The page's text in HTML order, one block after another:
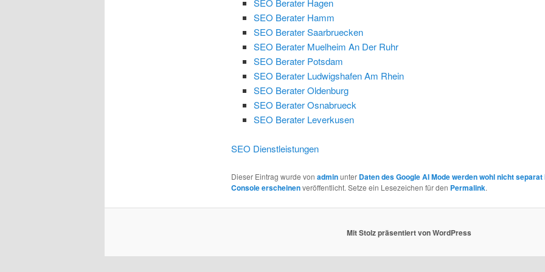
SEO Berater Hagen
SEO Berater Hamm
SEO Berater Saarbruecken
SEO Berater Muelheim An Der Ruhr
SEO Berater Potsdam
SEO Berater Ludwigshafen Am Rhein
SEO Berater Oldenburg
SEO Berater Osnabrueck
SEO Berater Leverkusen
SEO Dienstleistungen
Dieser Eintrag wurde von adminunter Daten des Google AI Mode werden wohl nicht
Console erscheinenveröffentlicht. Setze ein Lesezeichen für den Permalink.
Mit Stolz präsentiert von WordPress